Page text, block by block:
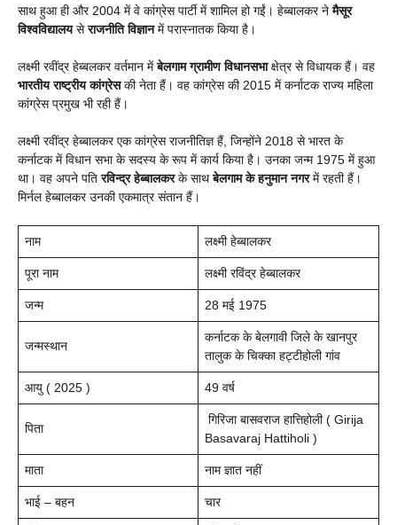
साथ हुआ ही और 2004 में वे कांग्रेस पार्टी में शामिल हो गईं। हेब्बालकर नेमैसूर
विश्वविद्यालयसेराजनीति विज्ञानमें परास्नातक किया है।
लक्ष्मी रवींद्र हेब्बलकर वर्तमान मेंबेलगाम ग्रामीण विधानसभाक्षेत्र से विधायक हैं। वह
भारतीय राष्ट्रीय कांग्रेसकी नेता हैं। वह कांग्रेस की 2015 में कर्नाटक राज्य महिला
कांग्रेस प्रमुख भी रही हैं।
लक्ष्मी रवींद्र हेब्बालकर एक कांग्रेस राजनीतिज्ञ हैं, जिन्होंने 2018 से भारत के
कर्नाटक में विधान सभा के सदस्य के रूप में कार्य किया है। उनका जन्म 1975 में हुआ
था। वह अपने पतिरविन्द्र हेब्बालकरके साथबेलगाम के हनुमान नगरमें रहती हैं।
मिर्नल हेब्बालकर उनकी एकमात्र संतान हैं।
नाम लक्ष्मी हेब्बालकर
पूरा नाम लक्ष्मी रविंद्र हेब्बालकर
जन्म 28 मई 1975
जन्मस्थान
कर्नाटक के बेलगावी जिले के खानपुर
तालुक के चिक्का हट्टीहोली गांव
आयु ( 2025 ) 49 वर्ष
पिता
गिरिजा बासवराज हात्तिहोली ( Girija
Basavaraj Hattiholi )
माता नाम ज्ञात नहीं
भाई – बहन चार